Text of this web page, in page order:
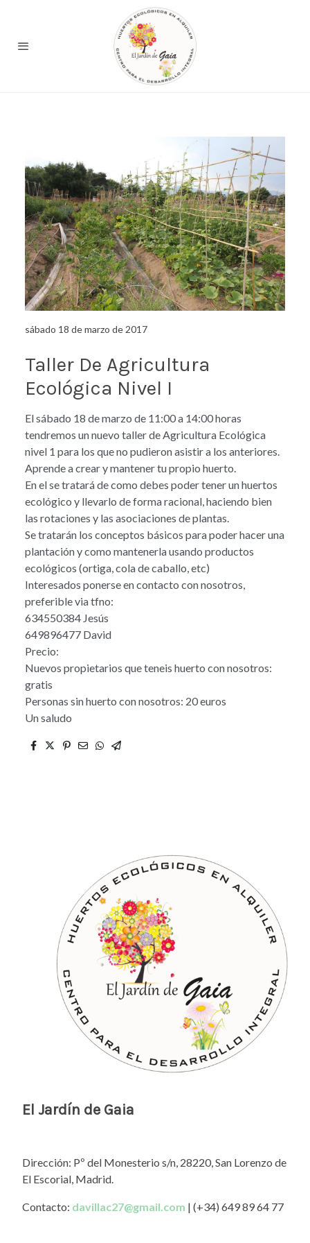
sábado 18 de marzo de 2017
Taller De Agricultura
Ecológica Nivel I
El sábado 18 de marzo de 11:00 a 14:00 horas
tendremos un nuevo taller de Agricultura Ecológica
nivel 1 para los que no pudieron asistir a los anteriores.
Aprende a crear y mantener tu propio huerto.
En el se tratará de como debes poder tener un huertos
ecológico y llevarlo de forma racional, haciendo bien
las rotaciones y las asociaciones de plantas.
Se tratarán los conceptos básicos para poder hacer una
plantación y como mantenerla usando productos
ecológicos (ortiga, cola de caballo, etc)
Interesados ponerse en contacto con nosotros,
preferible via tfno:
634550384 Jesús
649896477 David
Precio:
Nuevos propietarios que teneis huerto con nosotros:
gratis
Personas sin huerto con nosotros: 20 euros
Un saludo
El Jardín de Gaia
Dirección: Pº del Monesterio s/n, 28220, San Lorenzo de
El Escorial, Madrid.
Contacto: davillac27@gmail.com | (+34) 649 89 64 77